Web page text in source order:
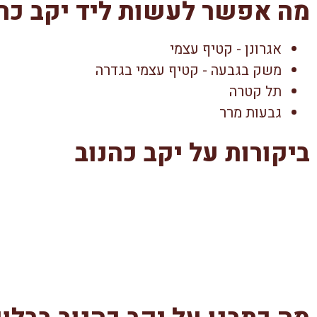
מה אפשר לעשות ליד יקב
אגרונן - קטיף עצמי
משק בגבעה - קטיף עצמי בגדרה
תל קטרה
גבעות מרר
ביקורות על יקב כהנוב